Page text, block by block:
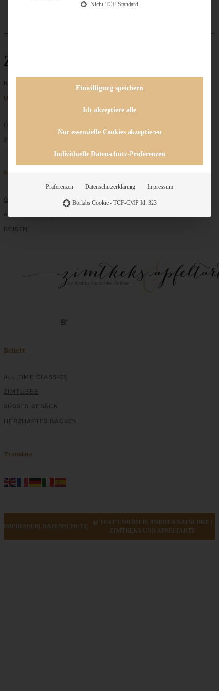
Zwiebelsuppe
Keine Beiträge gefunden
Unternehmen
ÜBER MICH
ZUSAMMENARBEIT
Entdecken
GRUNDLAGEN
ALLE REZEPTE
REISEN
Beliebt
ALL TIME CLASSICS
ZIMTLIEBE
SÜSSES GEBÄCK
HERZHAFTES BACKEN
Translate
IMPRESSUM DATENSCHUTZ
@ TEXT UND BILD: ANDREA NATSCHKE |
ZIMTKEKS UND APFELTARTE
Nicht-TCF-Standard
Einwilligung speichern
Ich akzeptiere alle
Nur essenzielle Cookies akzeptieren
Individuelle Datenschutz-Präferenzen
Präferenzen Datenschutzerklärung Impressum
Borlabs Cookie - TCF-CMP Id: 323